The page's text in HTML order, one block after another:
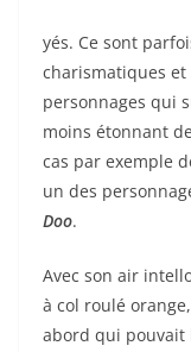
yés. Ce sont
charismatiques et
personnages qui
moins étonnant
cas par exemple
un des
Doo.
Avec son air
à col roulé
abord qui pouvait